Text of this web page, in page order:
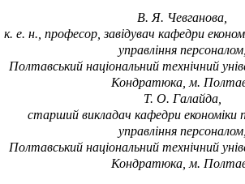
В. Я. Чевганова,
к. е. н., професор, завідувач кафедри
управління персоналом,
Полтавський національний технічний
Кондратюка, м.
Т. О. Галайда,
старший викладач кафедри економіки
управління персоналом,
Полтавський національний технічний
Кондратюка, м.